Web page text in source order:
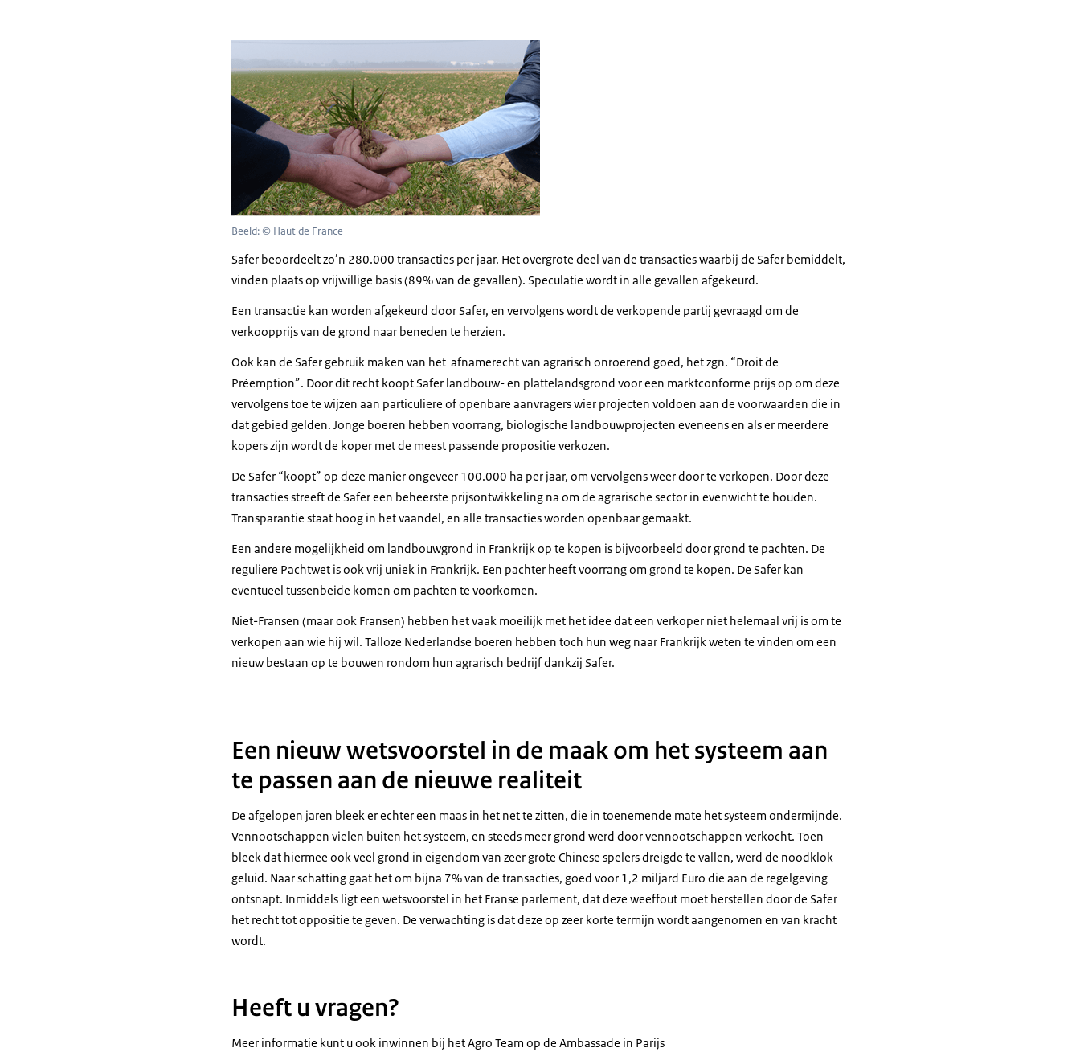
Beeld: © Haut de France
Safer beoordeelt zo’n 280.000 transacties per jaar. Het overgrote deel van de transacties waarbij de Safer bemiddelt,
vinden plaats op vrijwillige basis (89% van de gevallen). Speculatie wordt in alle gevallen afgekeurd.
Een transactie kan worden afgekeurd door Safer, en vervolgens wordt de verkopende partij gevraagd om de
verkoopprijs van de grond naar beneden te herzien.
Ook kan de Safer gebruik maken van het afnamerecht van agrarisch onroerend goed, het zgn. “Droit de
Préemption”. Door dit recht koopt Safer landbouw- en plattelandsgrond voor een marktconforme prijs op om deze
vervolgens toe te wijzen aan particuliere of openbare aanvragers wier projecten voldoen aan de voorwaarden die in
dat gebied gelden. Jonge boeren hebben voorrang, biologische landbouwprojecten eveneens en als er meerdere
kopers zijn wordt de koper met de meest passende propositie verkozen.
De Safer “koopt” op deze manier ongeveer 100.000 ha per jaar, om vervolgens weer door te verkopen. Door deze
transacties streeft de Safer een beheerste prijsontwikkeling na om de agrarische sector in evenwicht te houden.
Transparantie staat hoog in het vaandel, en alle transacties worden openbaar gemaakt.
Een andere mogelijkheid om landbouwgrond in Frankrijk op te kopen is bijvoorbeeld door grond te pachten. De
reguliere Pachtwet is ook vrij uniek in Frankrijk. Een pachter heeft voorrang om grond te kopen. De Safer kan
eventueel tussenbeide komen om pachten te voorkomen.
Niet-Fransen (maar ook Fransen) hebben het vaak moeilijk met het idee dat een verkoper niet helemaal vrij is om te
verkopen aan wie hij wil. Talloze Nederlandse boeren hebben toch hun weg naar Frankrijk weten te vinden om een
nieuw bestaan op te bouwen rondom hun agrarisch bedrijf dankzij Safer.
Een nieuw wetsvoorstel in de maak om het systeem aan
te passen aan de nieuwe realiteit
De afgelopen jaren bleek er echter een maas in het net te zitten, die in toenemende mate het systeem ondermijnde.
Vennootschappen vielen buiten het systeem, en steeds meer grond werd door vennootschappen verkocht. Toen
bleek dat hiermee ook veel grond in eigendom van zeer grote Chinese spelers dreigde te vallen, werd de noodklok
geluid. Naar schatting gaat het om bijna 7% van de transacties, goed voor 1,2 miljard Euro die aan de regelgeving
ontsnapt. Inmiddels ligt een wetsvoorstel in het Franse parlement, dat deze weeffout moet herstellen door de Safer
het recht tot oppositie te geven. De verwachting is dat deze op zeer korte termijn wordt aangenomen en van kracht
wordt.
Heeft u vragen?
Meer informatie kunt u ook inwinnen bij het Agro Team op de Ambassade in Parijs